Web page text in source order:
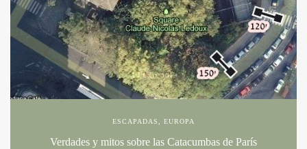
ESCAPADAS, EUROPA
Verdades y mitos sobre las Catacumbas de París